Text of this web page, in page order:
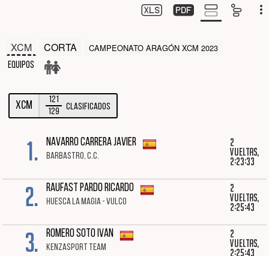
XCM CORTA CAMPEONATO ARAGÓN XCM 2023
Equipos
XCM
121
129
Clasificados
1. NAVARRO CARRERA JAVIER
BARBASTRO, C.C.
2
vueltas,
2:23:33
2. RAUFAST PARDO RICARDO
HUESCA LA MAGIA - VULCO
2
vueltas,
2:25:43
3. ROMERO SOTO IVAN
KENZASPORT TEAM
2
vueltas,
2:25:43